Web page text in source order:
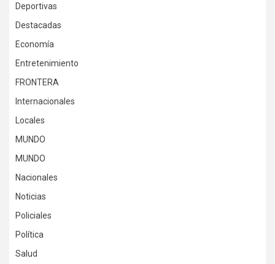
Deportivas
Destacadas
Economía
Entretenimiento
FRONTERA
Internacionales
Locales
MUNDO
MUNDO
Nacionales
Noticias
Policiales
Política
Salud